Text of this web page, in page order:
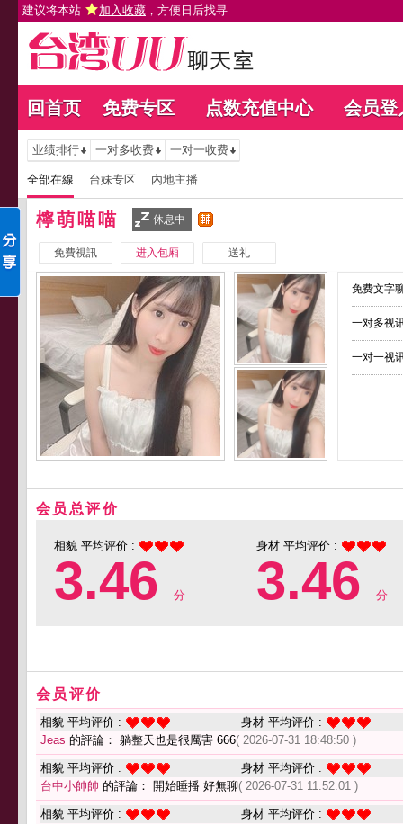
建议将本站 加入收藏 ，方便日后找寻
回首页 免费专区 点数充值中心 会员登
业绩排行 一对多收费 一对一收费
全部在線 台妹专区 內地主播
檸萌喵喵 休息中
免費視訊 进入包厢 送礼
免费文字
一对多视
一对一视
会员总评价
相貌 平均评价 :
3.46 分
身材 平均评价 :
3.46 分
会员评价
相貌 平均评价 :
身材 平均评价 :
Jeas 的評論： 躺整天也是很厲害 666( 2026-07-31 18:48:50 )
相貌 平均评价 :
身材 平均评价 :
台中小帥帥 的評論： 開始睡播 好無聊( 2026-07-31 11:52:01 )
相貌 平均评价 :
身材 平均评价 :